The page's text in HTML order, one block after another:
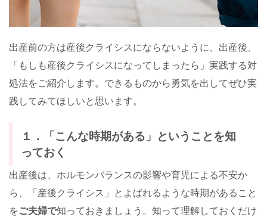
出産前の方は産後クライシスにならないように、出産後、
「もしも産後クライシスになってしまったら」実践する対
処法をご紹介します。できるものから勇気を出してぜひ実
践してみてほしいと思います。
１．「こんな時期がある」ということを知
っておく
出産後は、ホルモンバランスの影響や育児による不安か
ら、「産後クライシス」とよばれるような時期があること
を ご夫婦で知っておきましょう。知って理解しておくだけ